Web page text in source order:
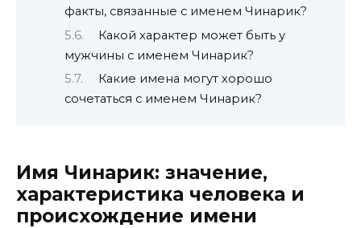
факты, связанные с именем Чинарик?
Какой характер может быть у
мужчины с именем Чинарик?
Какие имена могут хорошо
сочетаться с именем Чинарик?
Имя Чинарик: значение,
характеристика человека и
происхождение имени